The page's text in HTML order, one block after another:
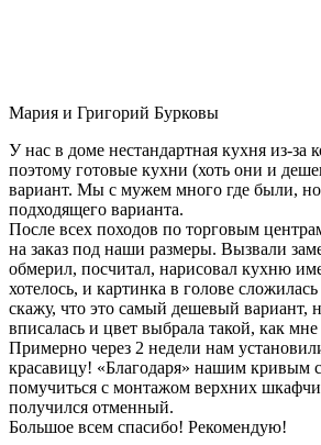
Мария и Григорий Бурковы
У нас в доме нестандартная кухня из-за
поэтому готовые кухни (хоть они и
вариант. Мы с мужем много где были,
подходящего варианта.
После всех походов по торговым
на заказ под наши размеры. Вызвали
обмерил, посчитал, нарисовал кухню
хотелось, и картинка в голове
скажу, что это самый дешевый вариант,
вписалась и цвет выбрала такой, как мне
Примерно через 2 недели нам
красавицу! «Благодаря» нашим кривым
помучиться с монтажом верхних
получился отменный.
Большое всем спасибо! Рекомендую!